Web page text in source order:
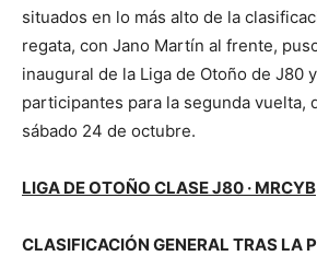
situados en lo más alto de la
regata, con Jano Martín al frente,
inaugural de la Liga de Otoño de J80
participantes para la segunda vuelta,
sábado 24 de octubre.
LIGA DE OTOÑO CLASE J80 · MRCYB
CLASIFICACIÓN GENERAL TRAS LA